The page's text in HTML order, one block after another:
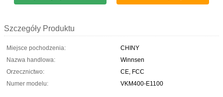
Szczegóły Produktu
Miejsce pochodzenia:
CHINY
Nazwa handlowa:
Winnsen
Orzecznictwo:
CE, FCC
Numer modelu:
VKM400-E1100